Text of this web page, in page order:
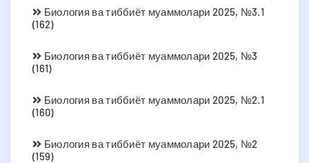
Биология ва тиббиёт муаммолари 2025, №3.1
(162)
Биология ва тиббиёт муаммолари 2025, №3
(161)
Биология ва тиббиёт муаммолари 2025, №2.1
(160)
Биология ва тиббиёт муаммолари 2025, №2
(159)